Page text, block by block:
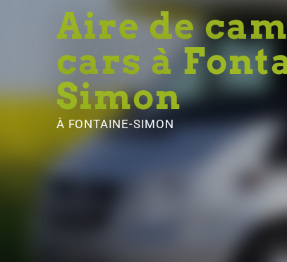
Aire de
cars à
Simon
À FONTAINE-SIMON